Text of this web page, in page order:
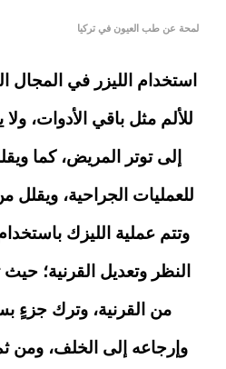
لمحة عن طب العيون في تركيا
استخدام الليزر في
للألم مثل باقي الأدوات،
إلى توتر المريض، كما
للعمليات الجراحية، ويقلل
وتتم عملية الليزك
النظر وتعديل القرنية؛
من القرنية، وترك جزءٍ
وإرجاعه إلى الخلف، ومن